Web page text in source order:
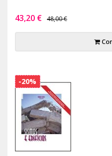
43,20 € 48,00 €
-20%